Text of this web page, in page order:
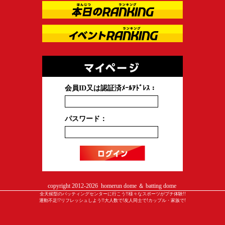
会員ID又は認証済ﾒｰﾙｱﾄﾞﾚｽ：
パスワード：
copyright 2012-2026 homerun dome ＆ batting dome
全天候型のバッティングセンターに行こう!!様々なスポーツがプチ体験!!
運動不足!?リフレッシュしよう!!大人数で!友人同士で!カップル・家族で!